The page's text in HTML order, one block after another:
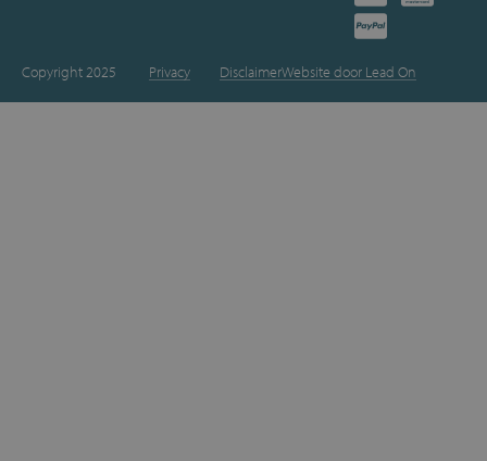
Copyright 2025 Privacy DisclaimerWebsite door Lead On